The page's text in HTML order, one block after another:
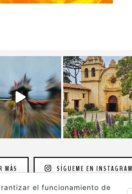
MÁS SÍGUEME EN INSTAGRAM
el funcionamiento de